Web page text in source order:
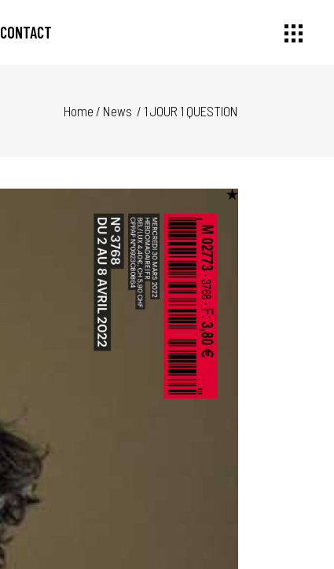
CONTACT
Home / News / 1 JOUR 1 QUESTION